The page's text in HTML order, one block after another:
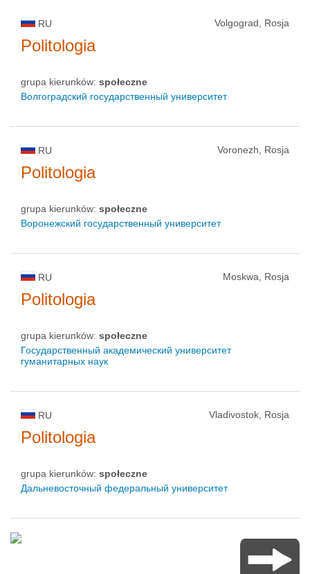
RU Volgograd, Rosja
Politologia
grupa kierunków: społeczne
Волгоградский государственный университет
RU Voronezh, Rosja
Politologia
grupa kierunków: społeczne
Воронежский государственный университет
RU Moskwa, Rosja
Politologia
grupa kierunków: społeczne
Государственный академический университет
гуманитарных наук
RU Vladivostok, Rosja
Politologia
grupa kierunków: społeczne
Дальневосточный федеральный университет